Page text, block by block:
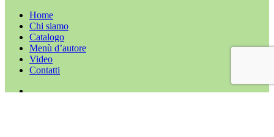
Home
Chi siamo
Catalogo
Menù d’autore
Video
Contatti